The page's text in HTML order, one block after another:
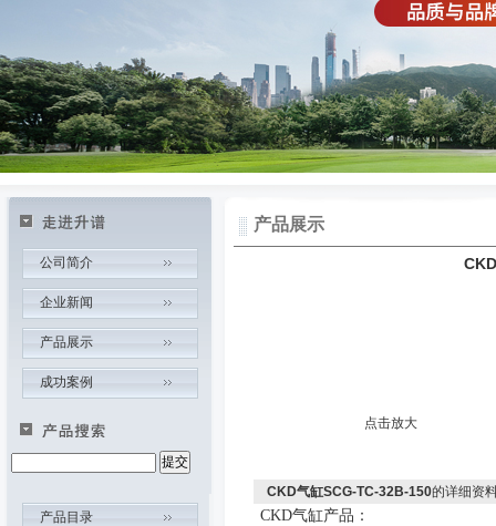
公司简介
企业新闻
产品展示
成功案例
产品目录
产品展示
点击放大
CKD气缸SCG-TC-32B-150的详细资
CKD气缸产品 ：